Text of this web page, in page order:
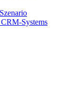
Systems